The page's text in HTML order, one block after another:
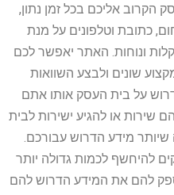
אליכם בכל זמן נתון,
כתובת וטלפונים על מנת
ונוחות. האתר יאפשר לכם
שונים ולבצע השוואות
על בית העסק אותו אתם
שירות או להגיע ישירות לבית
מידע הדרוש עבורכם.
להיחשף לכמות גדולה יותר
להם את המידע הדרוש להם